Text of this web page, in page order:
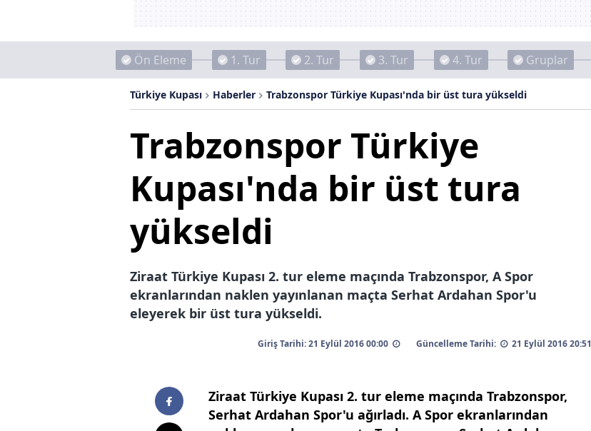
Ön Eleme 1. Tur 2. Tur 3. Tur 4. Tur Gruplar
Türkiye Kupası Haberler Trabzonspor Türkiye Kupası'nda bir üst tura yükseldi
Trabzonspor Türkiye
Kupası'nda bir üst tura
yükseldi
Ziraat Türkiye Kupası 2. tur eleme maçında Trabzonspor, A Spor
ekranlarından naklen yayınlanan maçta Serhat Ardahan Spor'u
eleyerek bir üst tura yükseldi.
Giriş Tarihi: 21 Eylül 2016 00:00 Güncelleme Tarihi: 21 Eylül 2016 20:51
Ziraat Türkiye Kupası 2. tur eleme maçında Trabzonspor,
Serhat Ardahan Spor'u ağırladı. A Spor ekranlarından